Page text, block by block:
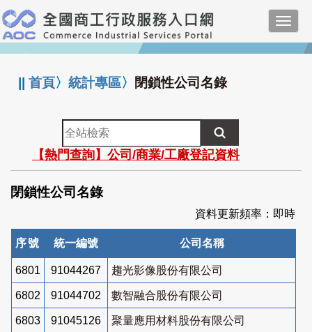
跳
到
主
要
:::
||首頁〉統計專區〉 閉鎖性公司名錄
全
站
檢
索
【熱門查詢】公司/商業/工廠登記資料
閉鎖性公司名錄
資料更新頻率：即時
序號 統一編號 公司名稱
6801 91044267 趨光影像股份有限公司
6802 91044702 數智融合股份有限公司
6803 91045126 聚量應用材料股份有限公司